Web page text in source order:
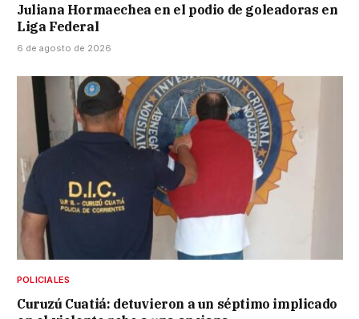
Juliana Hormaechea en el podio de goleadoras en
Liga Federal
6 de agosto de 2026
POLICIALES
Curuzú Cuatiá: detuvieron a un séptimo implicado